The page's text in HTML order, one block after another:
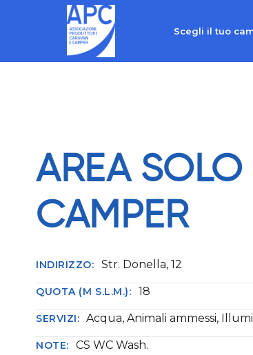
Scegli il tuo
AREA
CAMPER
INDIRIZZO: Str. Donella, 12
QUOTA (M S.L.M.): 18
SERVIZI: Acqua, Animali ammessi,
NOTE: CS WC Wash.